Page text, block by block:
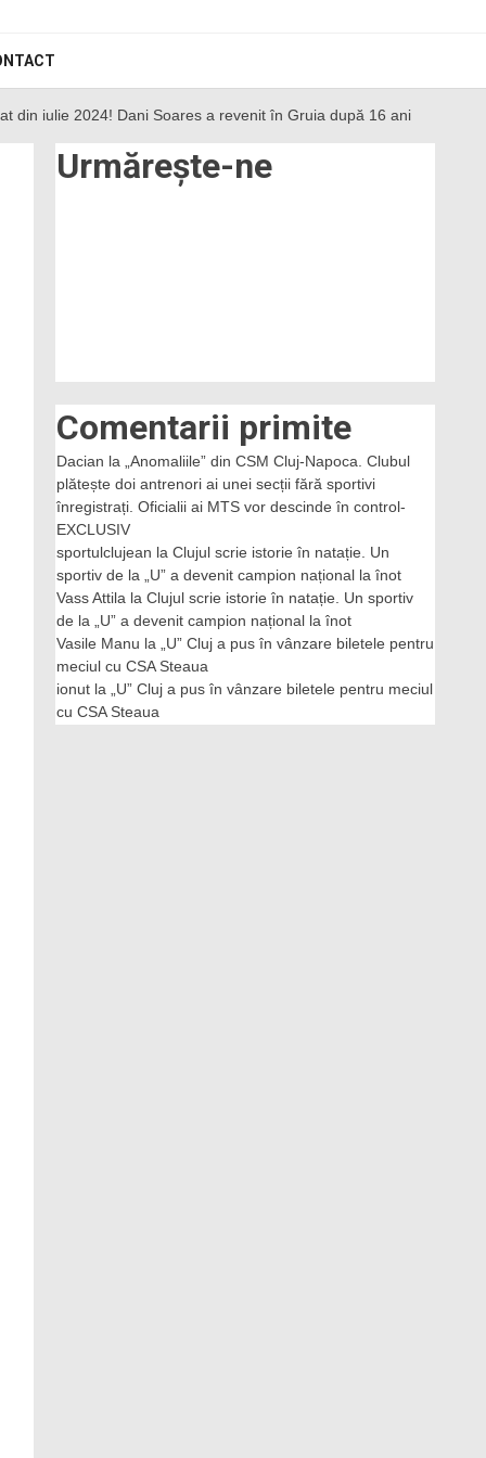
din iulie 2024! Dani Soares a revenit în Gruia după 16 ani
Urmărește-ne
Comentarii primite
Dacian la
„Anomaliile” din CSM Cluj-Napoca. Clubul
plătește doi antrenori ai unei secții fără sportivi
înregistrați. Oficialii ai MTS vor descinde în control-
EXCLUSIV
sportulclujean la Clujul scrie istorie în natație. Un
sportiv de la „U” a devenit campion național la înot
Vass Attila la Clujul scrie istorie în natație. Un sportiv
de la „U” a devenit campion național la înot
Vasile Manu la
„U” Cluj a pus în vânzare biletele pentru
meciul cu CSA Steaua
ionut la
„U” Cluj a pus în vânzare biletele pentru meciul
cu CSA Steaua